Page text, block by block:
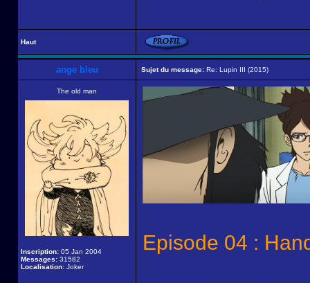
Haut
ange bleu Sujet du message: Re: Lupin III (2015)
The old man
Inscription: 05 Jan 2004
Messages: 31582
Localisation: Joker
Episode 04 :